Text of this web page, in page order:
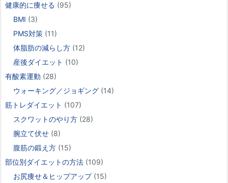
健康的に痩せる (95)
BMI (3)
PMS対策 (11)
体脂肪の減らし方 (12)
産後ダイエット (10)
有酸素運動 (28)
ウォーキング／ジョギング (14)
筋トレダイエット (107)
スクワットのやり方 (28)
腕立て伏せ (8)
腹筋の鍛え方 (15)
部位別ダイエットの方法 (109)
お尻痩せ＆ヒップアップ(15)